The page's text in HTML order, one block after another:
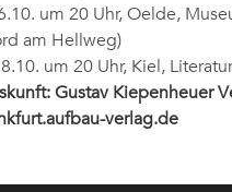
um 20 Uhr, Oelde,
am Hellweg)
um 20 Uhr, Kiel,
Gustav Kiepenheuer
verlag.de